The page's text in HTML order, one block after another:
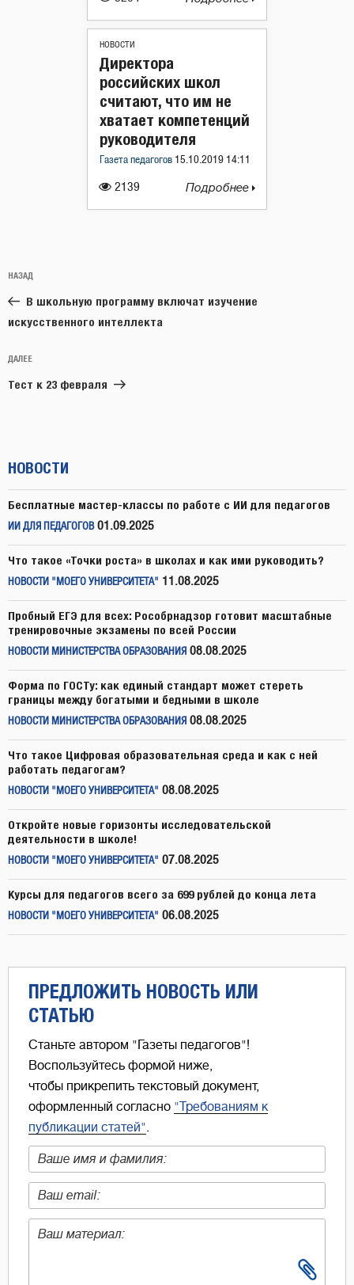
НОВОСТИ
2139
Директора
российских школ
считают, что им не
хватает компетенций
руководителя
Газета педагогов 15.10.2019 14:11
Подробнее
по
записям
Предыдущая
запись:
НАЗАД
В школьную программу включат изучение
искусственного интеллекта
Следующая
запись
ДАЛЕЕ
Тест к 23 февраля
НОВОСТИ
Бесплатные мастер-классы по работе с ИИ для педагогов
ИИ ДЛЯ ПЕДАГОГОВ 01.09.2025
Что такое «Точки роста» в школах и как ими руководить?
НОВОСТИ "МОЕГО УНИВЕРСИТЕТА" 11.08.2025
Пробный ЕГЭ для всех: Рособрнадзор готовит масштабные
тренировочные экзамены по всей России
НОВОСТИ МИНИСТЕРСТВА ОБРАЗОВАНИЯ 08.08.2025
Форма по ГОСТу: как единый стандарт может стереть
границы между богатыми и бедными в школе
НОВОСТИ МИНИСТЕРСТВА ОБРАЗОВАНИЯ 08.08.2025
Что такое Цифровая образовательная среда и как с ней
работать педагогам?
НОВОСТИ "МОЕГО УНИВЕРСИТЕТА" 08.08.2025
Откройте новые горизонты исследовательской
деятельности в школе!
НОВОСТИ "МОЕГО УНИВЕРСИТЕТА" 07.08.2025
Курсы для педагогов всего за 699 рублей до конца лета
НОВОСТИ "МОЕГО УНИВЕРСИТЕТА" 06.08.2025
ПРЕДЛОЖИТЬ НОВОСТЬ ИЛИ
СТАТЬЮ
Станьте автором "Газеты педагогов"!
Воспользуйтесь формой ниже,
чтобы прикрепить текстовый документ,
оформленный согласно "Требованиям к
публикации статей"